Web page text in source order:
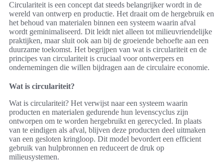
Circulariteit is een concept dat steeds belangrijker wordt in de
wereld van ontwerp en productie. Het draait om de hergebruik en
het behoud van materialen binnen een systeem waarin afval
wordt geminimaliseerd. Dit leidt niet alleen tot milieuvriendelijke
praktijken, maar sluit ook aan bij de groeiende behoefte aan een
duurzame toekomst. Het begrijpen van wat is circulariteit en de
principes van circulariteit is cruciaal voor ontwerpers en
ondernemingen die willen bijdragen aan de circulaire economie.
Wat is circulariteit?
Wat is circulariteit? Het verwijst naar een systeem waarin
producten en materialen gedurende hun levenscyclus zijn
ontworpen om te worden hergebruikt en gerecycled. In plaats
van te eindigen als afval, blijven deze producten deel uitmaken
van een gesloten kringloop. Dit model bevordert een efficient
gebruik van hulpbronnen en reduceert de druk op
milieusystemen.